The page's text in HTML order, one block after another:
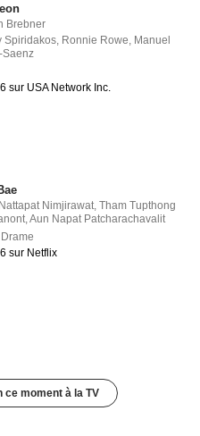
Brebner
Spiridakos, Ronnie Rowe, Manuel
Saenz
sur USA Network Inc.
Nimjirawat,Tham Tupthong
,Aun Napat Patcharachavalit
Drame
sur Netflix
moment à la TV